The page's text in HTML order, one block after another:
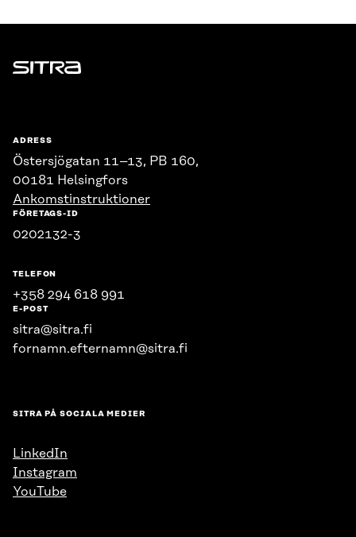
Sitra
ADRESS
Östersjögatan 11–13, PB 160,
00181 Helsingfors
Ankomstinstruktioner
FÖRETAGS-ID
0202132-3
TELEFON
+358 294 618 991
E-POST
sitra@sitra.fi
fornamn.efternamn@sitra.fi
SITRA PÅ SOCIALA MEDIER
LinkedIn
Instagram
YouTube